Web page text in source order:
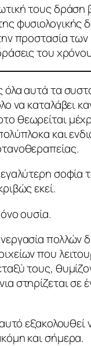
τους
φυσιολογικής
προστασία
του
όλα αυτά τα
να καταλάβει
θεωρείται
και
σοφία
εκεί.
ουσία.
πολλών
που
τους,
στηρίζεται σε
αυτό εξακολουθεί
και σήμερα.